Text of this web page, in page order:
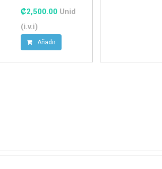
₡2,500.00 Unid
(i.v.i)
Añadir